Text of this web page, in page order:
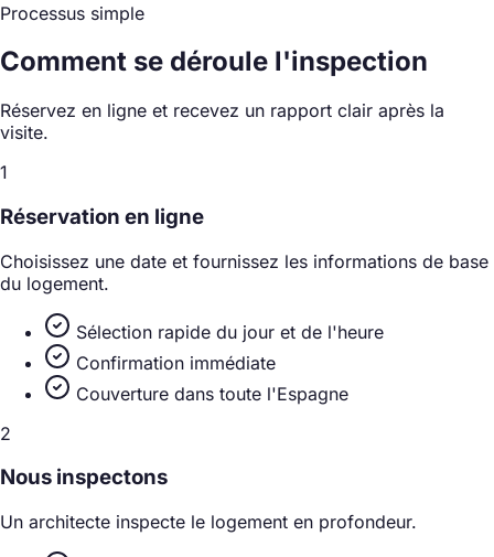
Processus simple
Comment se déroule l'inspection
Réservez en ligne et recevez un rapport clair après la
visite.
1
Réservation en ligne
Choisissez une date et fournissez les informations de base
du logement.
Sélection rapide du jour et de l'heure
Confirmation immédiate
Couverture dans toute l'Espagne
2
Nous inspectons
Un architecte inspecte le logement en profondeur.